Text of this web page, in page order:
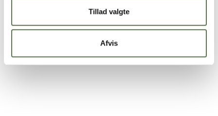
Tillad valgte
Afvis
Salat med perlebyg, majs, tomater og
falafler
30 min.